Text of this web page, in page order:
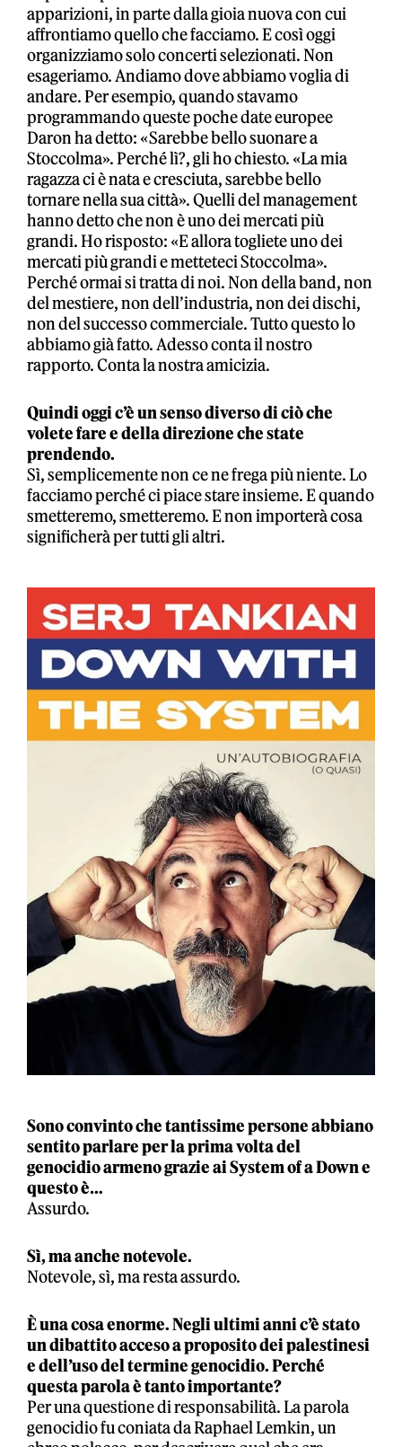
apparizioni, in parte dalla gioia nuova con cui
affrontiamo quello che facciamo. E così oggi
organizziamo solo concerti selezionati. Non
esageriamo. Andiamo dove abbiamo voglia di
andare. Per esempio, quando stavamo
programmando queste poche date europee
Daron ha detto: «Sarebbe bello suonare a
Stoccolma». Perché lì?, gli ho chiesto. «La mia
ragazza ci è nata e cresciuta, sarebbe bello
tornare nella sua città». Quelli del management
hanno detto che non è uno dei mercati più
grandi. Ho risposto: «E allora togliete uno dei
mercati più grandi e metteteci Stoccolma».
Perché ormai si tratta di noi. Non della band, non
del mestiere, non dell’industria, non dei dischi,
non del successo commerciale. Tutto questo lo
abbiamo già fatto. Adesso conta il nostro
rapporto. Conta la nostra amicizia.
Quindi oggi c’è un senso diverso di ciò che
volete fare e della direzione che state
prendendo.
Sì, semplicemente non ce ne frega più niente. Lo
facciamo perché ci piace stare insieme. E quando
smetteremo, smetteremo. E non importerà cosa
significherà per tutti gli altri.
Sono convinto che tantissime persone abbiano
sentito parlare per la prima volta del
genocidio armeno grazie ai System of a Down e
questo è…
Assurdo.
Sì, ma anche notevole.
Notevole, sì, ma resta assurdo.
È una cosa enorme. Negli ultimi anni c’è stato
un dibattito acceso a proposito dei palestinesi
e dell’uso del termine genocidio. Perché
questa parola è tanto importante?
Per una questione di responsabilità. La parola
genocidio fu coniata da Raphael Lemkin, un